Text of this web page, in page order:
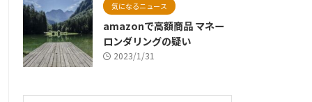
気になるニュース
amazonで高額商品 マネー
ロンダリングの疑い
2023/1/31